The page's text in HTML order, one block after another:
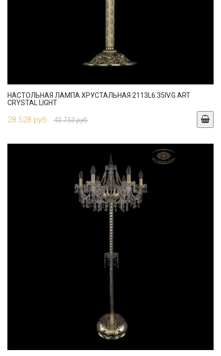
НАСТОЛЬНАЯ ЛАМПА ХРУСТАЛЬНАЯ 2113L6.35IV.G ART
CRYSTAL LIGHT
28 528 руб. 40 753 руб.